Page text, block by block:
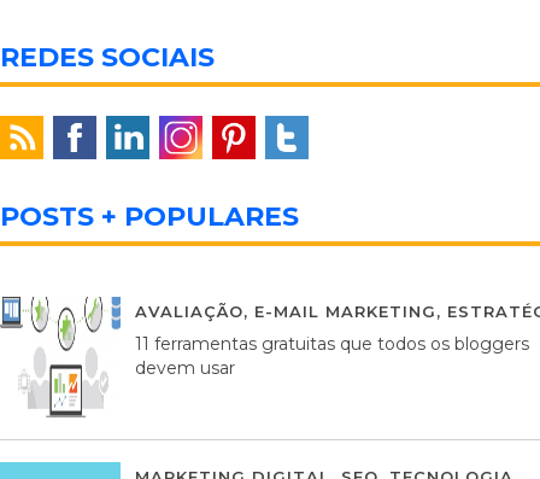
REDES SOCIAIS
POSTS + POPULARES
AVALIAÇÃO, E-MAIL MARKETING,
11 ferramentas gratuitas que todos os bloggers
devem usar